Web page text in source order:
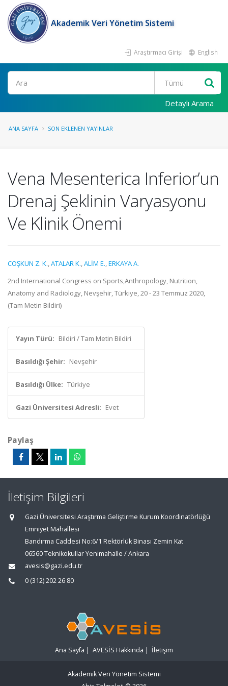
Akademik Veri Yönetim Sistemi
Araştırmacı Girişi English
Ara
Detaylı Arama
ANA SAYFA SON EKLENEN YAYINLAR
Vena Mesenterica Inferior’un
Drenaj Şeklinin Varyasyonu
Ve Klinik Önemi
COŞKUN Z. K.,ATALAR K.,ALİM E.,ERKAYA A.
2nd International Congress on Sports,Anthropology, Nutrition,
Anatomy and Radiology, Nevşehir, Türkiye, 20 - 23 Temmuz 2020,
(Tam Metin Bildiri)
Yayın Türü: Bildiri / Tam Metin Bildiri
Basıldığı Şehir: Nevşehir
Basıldığı Ülke: Türkiye
Gazi Üniversitesi Adresli: Evet
Paylaş
İletişim Bilgileri
Gazi Üniversitesi Araştırma Geliştirme Kurum Koordinatörlüğü
Emniyet Mahallesi
Bandırma Caddesi No:6/1 Rektörlük Binası Zemin Kat
06560 Teknikokullar Yenimahalle / Ankara
avesis@gazi.edu.tr
0 (312) 202 26 80
Ana Sayfa | AVESİS Hakkında | İletişim
Akademik Veri Yönetim Sistemi